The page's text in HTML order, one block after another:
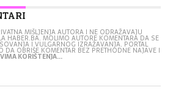
MIŠLJENJA AUTORA I NE ODRAŽAVAJU
HABER.BA. MOLIMO AUTORE KOMENTARA DA SE
I VULGARNOG IZRAŽAVANJA. PORTAL
DA OBRIŠE KOMENTAR BEZ PRETHODNE NAJAVE I
KORIŠTENJA...